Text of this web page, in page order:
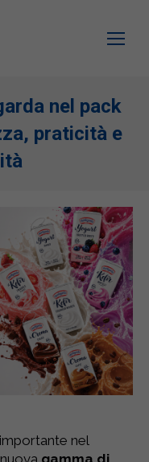
nel pack
praticità e
nel
gamma di